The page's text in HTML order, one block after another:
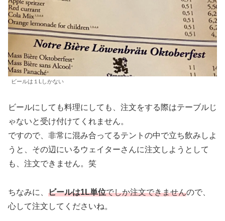
ビールは１Lしかない
ビールにしても料理にしても、注文をする際はテーブルじ
ゃないと受け付けてくれません。
ですので、非常に混み合ってるテントの中で立ち飲みしよ
うと、その辺にいるウェイターさんに注文しようとして
も、注文できません。笑
ちなみに、 ビールは1L単位でしか注文できませんので、
心して注文してくださいね。